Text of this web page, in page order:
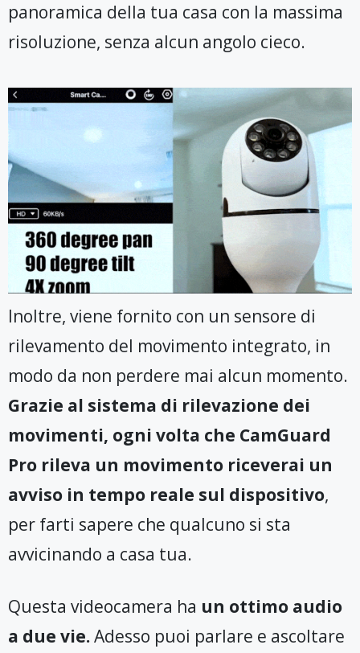
panoramica della tua casa con la massima
risoluzione, senza alcun angolo cieco.
Inoltre, viene fornito con un sensore di
rilevamento del movimento integrato, in
modo da non perdere mai alcun momento.
Grazie al sistema di rilevazione dei
movimenti, ogni volta che CamGuard
Pro rileva un movimento riceverai un
avviso in tempo reale sul dispositivo,
per farti sapere che qualcuno si sta
avvicinando a casa tua.
Questa videocamera ha un ottimo audio
a due vie.Adesso puoi parlare e ascoltare